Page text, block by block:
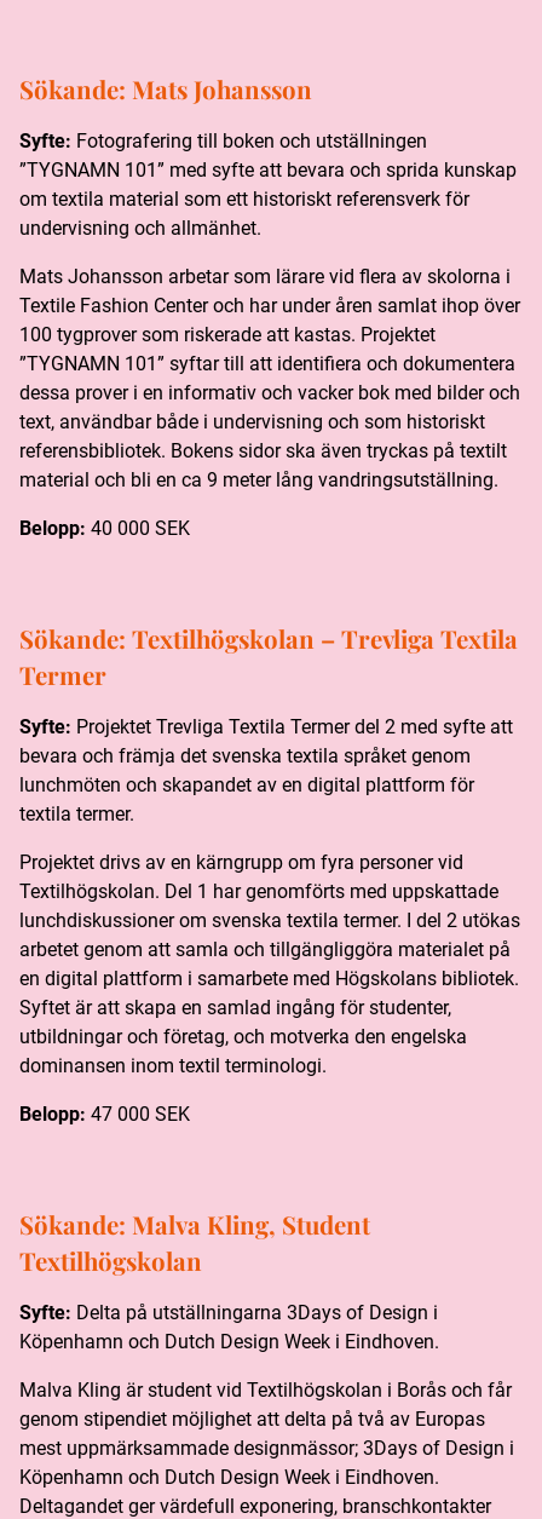
Sökande: Mats Johansson
Syfte: Fotografering till boken och utställningen
”TYGNAMN 101” med syfte att bevara och sprida kunskap
om textila material som ett historiskt referensverk för
undervisning och allmänhet.
Mats Johansson arbetar som lärare vid flera av skolorna i
Textile Fashion Center och har under åren samlat ihop över
100 tygprover som riskerade att kastas. Projektet
”TYGNAMN 101” syftar till att identifiera och dokumentera
dessa prover i en informativ och vacker bok med bilder och
text, användbar både i undervisning och som historiskt
referensbibliotek. Bokens sidor ska även tryckas på textilt
material och bli en ca 9 meter lång vandringsutställning.
Belopp: 40 000 SEK
Sökande: Textilhögskolan – Trevliga Textila
Termer
Syfte: Projektet Trevliga Textila Termer del 2 med syfte att
bevara och främja det svenska textila språket genom
lunchmöten och skapandet av en digital plattform för
textila termer.
Projektet drivs av en kärngrupp om fyra personer vid
Textilhögskolan. Del 1 har genomförts med uppskattade
lunchdiskussioner om svenska textila termer. I del 2 utökas
arbetet genom att samla och tillgängliggöra materialet på
en digital plattform i samarbete med Högskolans bibliotek.
Syftet är att skapa en samlad ingång för studenter,
utbildningar och företag, och motverka den engelska
dominansen inom textil terminologi.
Belopp: 47 000 SEK
Sökande: Malva Kling, Student
Textilhögskolan
Syfte: Delta på utställningarna 3Days of Design i
Köpenhamn och Dutch Design Week i Eindhoven.
Malva Kling är student vid Textilhögskolan i Borås och får
genom stipendiet möjlighet att delta på två av Europas
mest uppmärksammade designmässor; 3Days of Design i
Köpenhamn och Dutch Design Week i Eindhoven.
Deltagandet ger värdefull exponering, branschkontakter